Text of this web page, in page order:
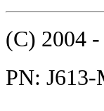
(C) 2004
PN: